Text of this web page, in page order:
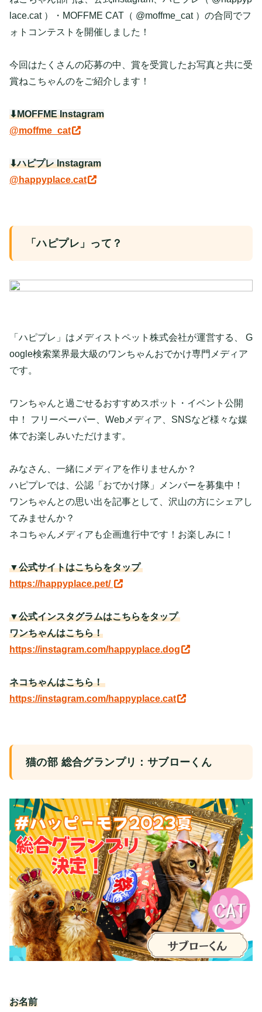
lace.cat ）・MOFFME CAT（ @moffme_cat ）の合同でフ
ォトコンテストを開催しました！
今回はたくさんの応募の中、賞を受賞したお写真と共に受
賞ねこちゃんのをご紹介します！
⬇︎MOFFME Instagram
@moffme_cat
⬇︎ハピプレ Instagram
@happyplace.cat
「ハピプレ」って？
「ハピプレ」はメディストペット株式会社が運営する、 G
oogle検索業界最大級のワンちゃんおでかけ専門メディア
です。
ワンちゃんと過ごせるおすすめスポット・イベント公開
中！ フリーペーパー、Webメディア、SNSなど様々な媒
体でお楽しみいただけます。
みなさん、一緒にメディアを作りませんか？
ハピプレでは、公認「おでかけ隊」メンバーを募集中！
ワンちゃんとの思い出を記事として、沢山の方にシェアし
てみませんか？
ネコちゃんメディアも企画進行中です！お楽しみに！
▼公式サイトはこちらをタップ
https://happyplace.pet/
▼公式インスタグラムはこちらをタップ
ワンちゃんはこちら！
https://instagram.com/happyplace.dog
ネコちゃんはこちら！
https://instagram.com/happyplace.cat
猫の部 総合グランプリ：サブローくん
お名前